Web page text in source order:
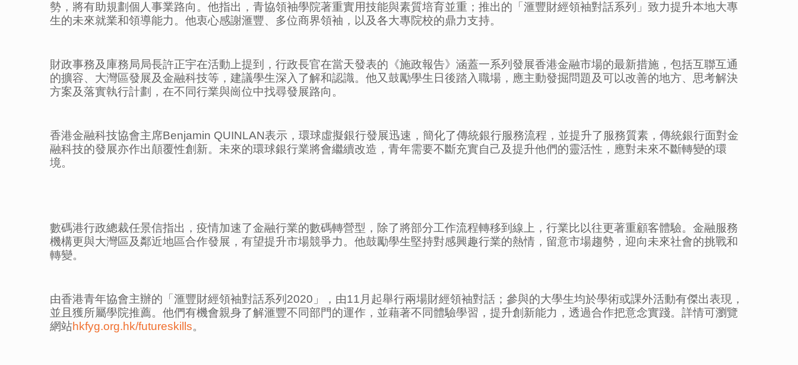
勢，將有助規劃個人事業路向。他指出，青協領袖學院著重實用技能與素質培育並重；推出的「滙豐財經領袖對話系列」致力提升本地大專
生的未來就業和領導能力。他衷心感謝滙豐、多位商界領袖，以及各大專院校的鼎力支持。
財政事務及庫務局局長許正宇在活動上提到，行政長官在當天發表的《施政報告》涵蓋一系列發展香港金融市場的最新措施，包括互聯互通
的擴容、大灣區發展及金融科技等，建議學生深入了解和認識。他又鼓勵學生日後踏入職場，應主動發掘問題及可以改善的地方、思考解決
方案及落實執行計劃，在不同行業與崗位中找尋發展路向。
香港金融科技協會主席Benjamin QUINLAN表示，環球虛擬銀行發展迅速，簡化了傳統銀行服務流程，並提升了服務質素，傳統銀行面對金
融科技的發展亦作出顛覆性創新。未來的環球銀行業將會繼續改造，青年需要不斷充實自己及提升他們的靈活性，應對未來不斷轉變的環
境。
數碼港行政總裁任景信指出，疫情加速了金融行業的數碼轉營型，除了將部分工作流程轉移到線上，行業比以往更著重顧客體驗。金融服務
機構更與大灣區及鄰近地區合作發展，有望提升市場競爭力。他鼓勵學生堅持對感興趣行業的熱情，留意市場趨勢，迎向未來社會的挑戰和
轉變。
由香港青年協會主辦的「滙豐財經領袖對話系列2020」，由11月起舉行兩場財經領袖對話；參與的大學生均於學術或課外活動有傑出表現，
並且獲所屬學院推薦。他們有機會親身了解滙豐不同部門的運作，並藉著不同體驗學習，提升創新能力，透過合作把意念實踐。詳情可瀏覽
網站hkfyg.org.hk/futureskills。